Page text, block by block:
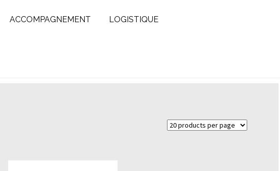
ACCOMPAGNEMENT LOGISTIQUE